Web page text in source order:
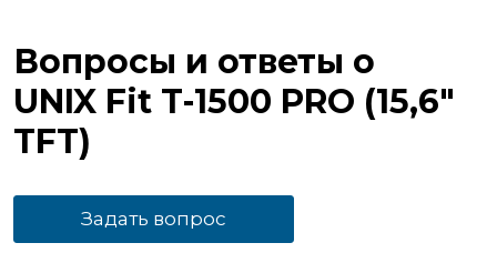
Вопросы и ответы о
UNIX Fit T-1500 PRO (15,6"
TFT)
Задать вопрос